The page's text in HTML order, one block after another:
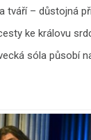
tváří – důstojná
ke královu
sóla působí